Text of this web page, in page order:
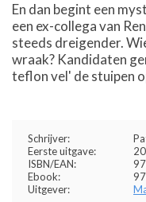
En dan begint een
een ex-collega van
steeds dreigender.
wraak? Kandidaten
teflon vel' de stuipen
Schrijver:
Eerste uitgave:
ISBN/EAN:
Ebook:
Uitgever: